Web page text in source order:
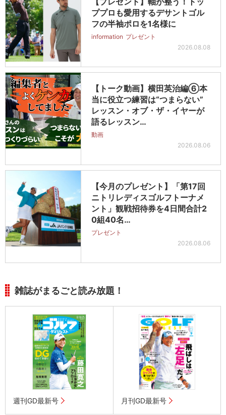
ププロも愛用するデサントゴル
フの半袖ポロを1名様に
information プレゼント
2026.08.08
【トーク動画】横田英治編⑥本
当に役立つ練習は“つまらない”
レッスン・オブ・ザ・イヤーが
語るレッスン…
動画
2026.08.06
【今月のプレゼント】「第17回
ニトリレディスゴルフトーナメ
ント」観戦招待券を4日間合計2
0組40名…
プレゼント
2026.08.06
雑誌がまるごと読み放題！
週刊GD最新号 月刊GD最新号